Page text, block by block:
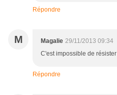
Répondre
M Magalie 29/11/2013 09:34
C'est impossible de
Répondre